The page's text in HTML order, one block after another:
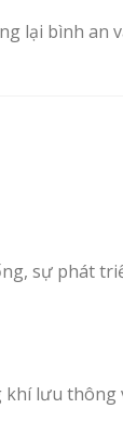
lại bình an
sự phát
khí lưu thông